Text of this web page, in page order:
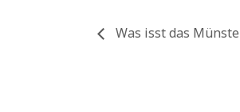
Was isst das